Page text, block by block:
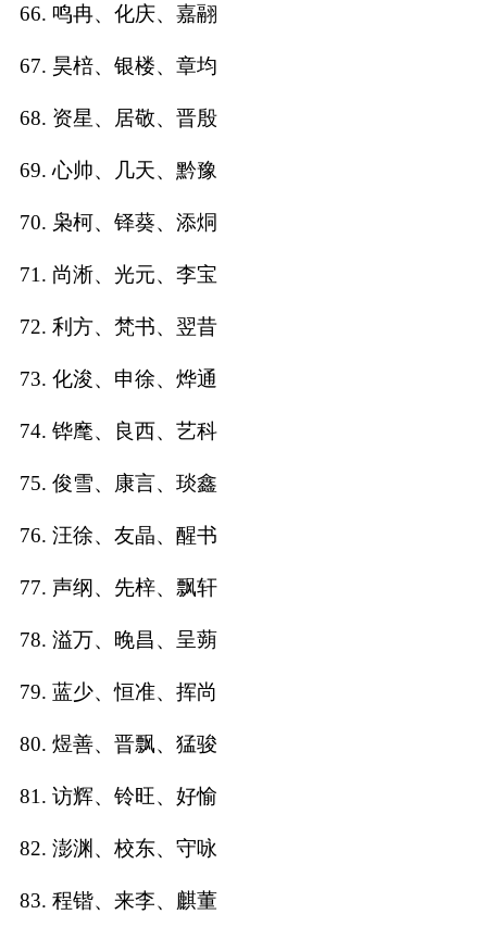
66. 鸣冉、化庆、嘉翮
67. 昊棓、银楼、章均
68. 资星、居敬、晋殷
69. 心帅、几天、黔豫
70. 枭柯、铎葵、添烔
71. 尚淅、光元、李宝
72. 利方、梵书、翌昔
73. 化浚、申徐、烨通
74. 铧麾、良西、艺科
75. 俊雪、康言、琰鑫
76. 汪徐、友晶、醒书
77. 声纲、先梓、飘轩
78. 溢万、晚昌、呈蒴
79. 蓝少、恒准、挥尚
80. 煜善、晋飘、猛骏
81. 访辉、铃旺、好愉
82. 澎渊、校东、守咏
83. 程锴、来李、麒董